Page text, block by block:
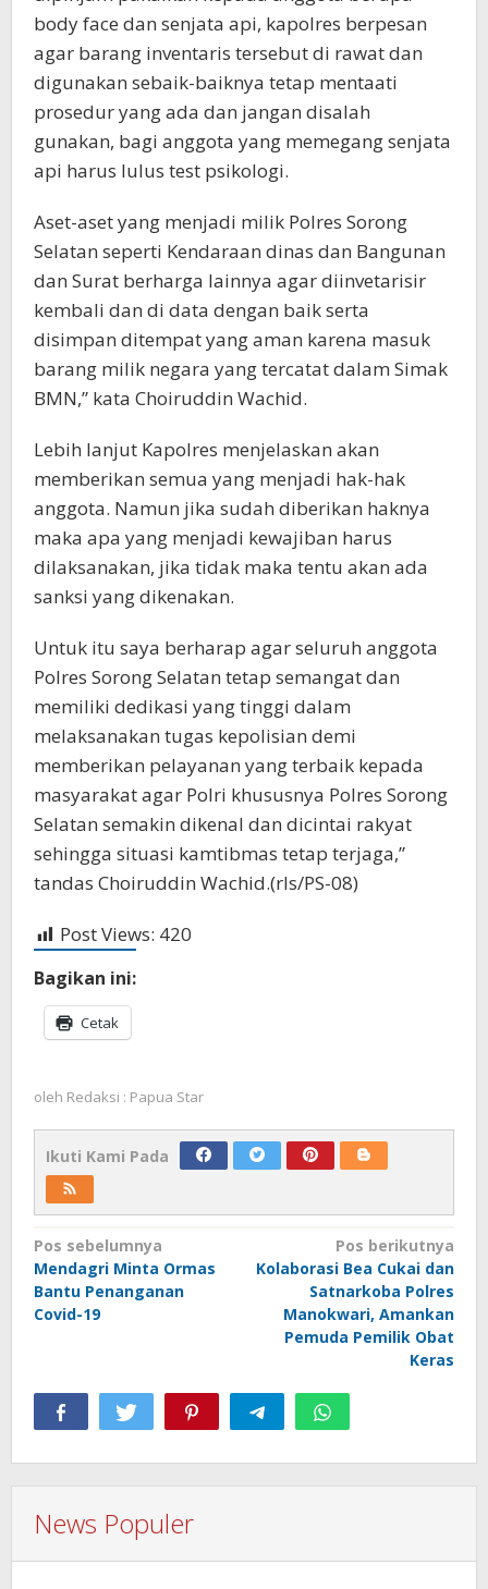
body face dan senjata api, kapolres berpesan
agar barang inventaris tersebut di rawat dan
digunakan sebaik-baiknya tetap mentaati
prosedur yang ada dan jangan disalah
gunakan, bagi anggota yang memegang senjata
api harus lulus test psikologi.
Aset-aset yang menjadi milik Polres Sorong
Selatan seperti Kendaraan dinas dan Bangunan
dan Surat berharga lainnya agar diinvetarisir
kembali dan di data dengan baik serta
disimpan ditempat yang aman karena masuk
barang milik negara yang tercatat dalam Simak
BMN,” kata Choiruddin Wachid.
Lebih lanjut Kapolres menjelaskan akan
memberikan semua yang menjadi hak-hak
anggota. Namun jika sudah diberikan haknya
maka apa yang menjadi kewajiban harus
dilaksanakan, jika tidak maka tentu akan ada
sanksi yang dikenakan.
Untuk itu saya berharap agar seluruh anggota
Polres Sorong Selatan tetap semangat dan
memiliki dedikasi yang tinggi dalam
melaksanakan tugas kepolisian demi
memberikan pelayanan yang terbaik kepada
masyarakat agar Polri khususnya Polres Sorong
Selatan semakin dikenal dan dicintai rakyat
sehingga situasi kamtibmas tetap terjaga,”
tandas Choiruddin Wachid.(rls/PS-08)
Post Views: 420
Bagikan ini:
Cetak
oleh Redaksi : Papua Star
Ikuti Kami Pada
Navigasi
pos
Pos sebelumnya
Mendagri Minta Ormas
Bantu Penanganan
Covid-19
Pos berikutnya
Kolaborasi Bea Cukai dan
Satnarkoba Polres
Manokwari, Amankan
Pemuda Pemilik Obat
Keras
News Populer